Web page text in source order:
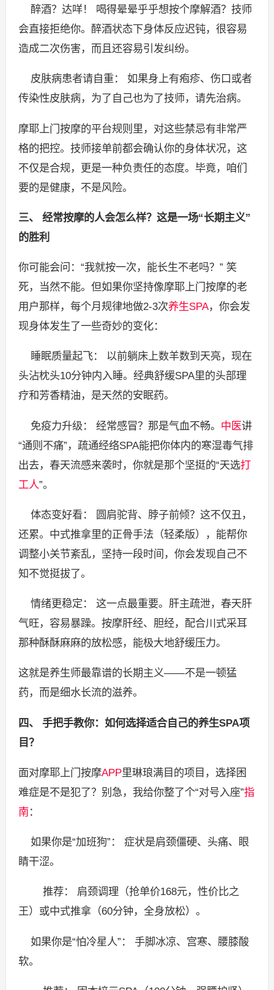
醉酒？达咩！ 喝得晕晕乎乎想按个摩解酒？技师
会直接拒绝你。醉酒状态下身体反应迟钝，很容易
造成二次伤害，而且还容易引发纠纷。
皮肤病患者请自重： 如果身上有疱疹、伤口或者
传染性皮肤病，为了自己也为了技师，请先治病。
摩耶上门按摩的平台规则里，对这些禁忌有非常严
格的把控。技师接单前都会确认你的身体状况，这
不仅是合规，更是一种负责任的态度。毕竟，咱们
要的是健康，不是风险。
三、 经常按摩的人会怎么样？这是一场“长期主义”
的胜利
你可能会问：“我就按一次，能长生不老吗？” 笑
死，当然不能。但如果你坚持像摩耶上门按摩的老
用户那样，每个月规律地做2-3次养生SPA，你会发
现身体发生了一些奇妙的变化：
睡眠质量起飞： 以前躺床上数羊数到天亮，现在
头沾枕头10分钟内入睡。经典舒缓SPA里的头部理
疗和芳香精油，是天然的安眠药。
免疫力升级： 经常感冒？那是气血不畅。 中医讲
“通则不痛”，疏通经络SPA能把你体内的寒湿毒气排
出去，春天流感来袭时，你就是那个坚挺的“天选打
工人”。
体态变好看： 圆肩驼背、脖子前倾？这不仅丑，
还累。中式推拿里的正骨手法（轻柔版），能帮你
调整小关节紊乱，坚持一段时间，你会发现自己不
知不觉挺拔了。
情绪更稳定： 这一点最重要。肝主疏泄，春天肝
气旺，容易暴躁。按摩肝经、胆经，配合川式采耳
那种酥酥麻麻的放松感，能极大地舒缓压力。
这就是养生师最靠谱的长期主义——不是一顿猛
药，而是细水长流的滋养。
四、 手把手教你：如何选择适合自己的养生SPA项
目？
面对摩耶上门按摩APP里琳琅满目的项目，选择困
难症是不是犯了？别急，我给你整了个“对号入座”指
南：
如果你是“加班狗”： 症状是肩颈僵硬、头痛、眼
睛干涩。
推荐： 肩颈调理（抢单价168元，性价比之
王）或中式推拿（60分钟，全身放松）。
如果你是“怕冷星人”： 手脚冰凉、宫寒、腰膝酸
软。